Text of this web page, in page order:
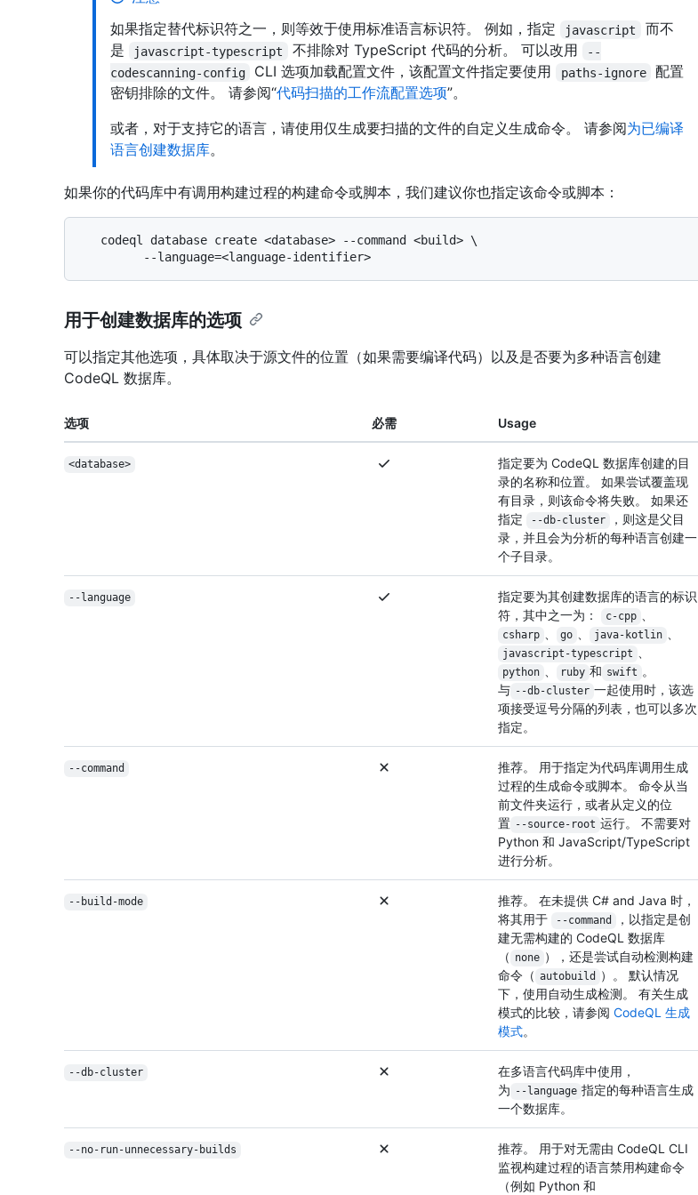
如果指定替代标识符之一，则等效于使用标准语言标识符。 例如，指定
javascript
而不
是
javascript-typescript 不排除对 TypeScript 代码的分析。 可以改用
--
codescanning-config
CLI 选项加载配置文件，该配置文件指定要使用 paths-ignore
配置
密钥排除的文件。 请参阅“代码扫描的工作流配置选项”。
或者，对于支持它的语言，请使用仅生成要扫描的文件的自定义生成命令。 请参阅为已编译
语言创建数据库。
如果你的代码库中有调用构建过程的构建命令或脚本，我们建议你也指定该命令或脚本：
用于创建数据库的选项
可以指定其他选项，具体取决于源文件的位置（如果需要编译代码）以及是否要为多种语言创建
CodeQL 数据库。
选项 必需 Usage
<database>
指定要为 CodeQL 数据库创建的目
录的名称和位置。 如果尝试覆盖现
有目录，则该命令将失败。 如果还
指定
--db-cluster
，则这是父目
录，并且会为分析的每种语言创建一
个子目录。
--language
指定要为其创建数据库的语言的标识
符，其中之一为：
c-cpp
csharp go java-kotlin
javascript-typescript
python ruby 和 swift 。
与 --db-cluster 一起使用时，该选
项接受逗号分隔的列表，也可以多次
指定。
--command
推荐。 用于指定为代码库调用生成
过程的生成命令或脚本。 命令从当
前文件夹运行，或者从定义的位
置 --source-root 运行。 不需要对
Python 和 JavaScript/TypeScript
进行分析。
--build-mode
推荐。 在未提供 C# and Java 时，
将其用于
--command
，以指定是创
建无需构建的 CodeQL 数据库
（ none ），还是尝试自动检测构建
命令（ autobuild
）。 默认情况
下，使用自动生成检测。 有关生成
模式的比较，请参阅 CodeQL 生成
模式。
--db-cluster
在多语言代码库中使用，
为 --language 指定的每种语言生成
一个数据库。
--no-run-unnecessary-builds
推荐。 用于对无需由 CodeQL CLI
监视构建过程的语言禁用构建命令
（例如 Python 和